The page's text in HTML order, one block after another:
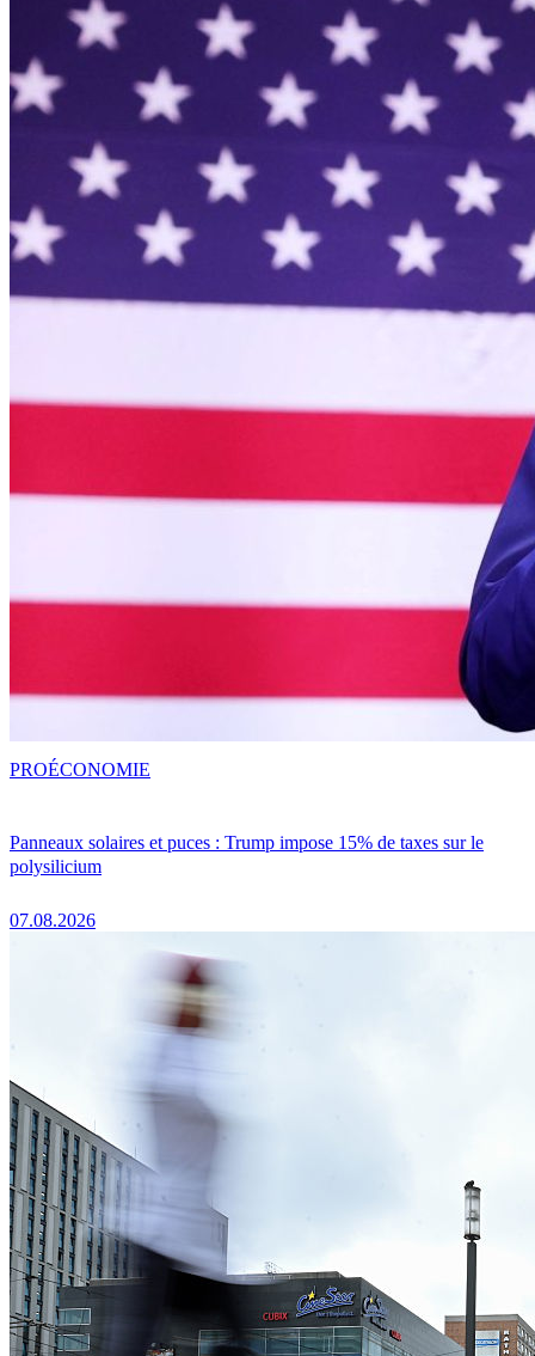
Panneaux solaires et puces : Trump impose 15% de taxes sur le
polysilicium
07.08.2026
PROÉCONOMIE